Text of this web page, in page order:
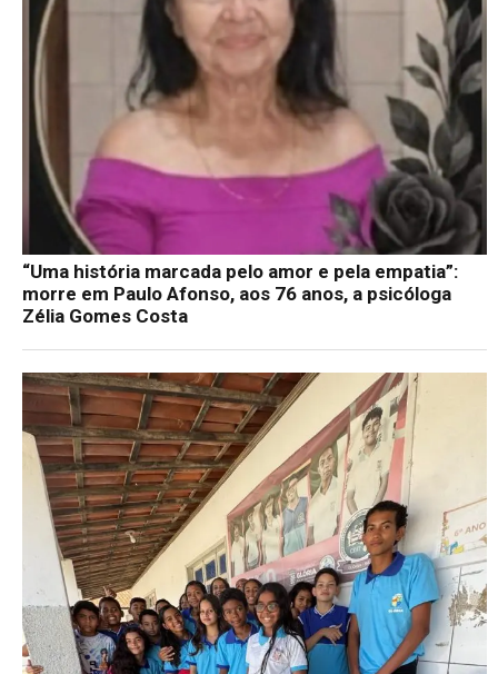
“Uma história marcada pelo amor e pela empatia”:
morre em Paulo Afonso, aos 76 anos, a psicóloga
Zélia Gomes Costa